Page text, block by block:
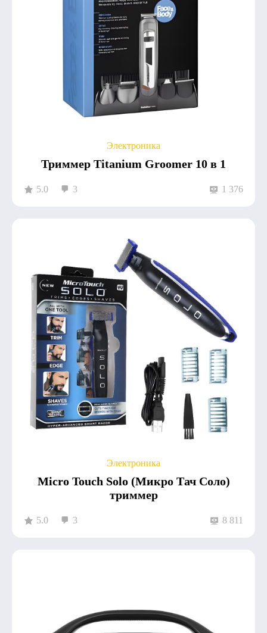
Электроника
Триммер Titanium Groomer 10 в 1
5.0 3 1 376
Электроника
Micro Touch Solo (Микро Тач Соло)
триммер
5.0 3 8 811